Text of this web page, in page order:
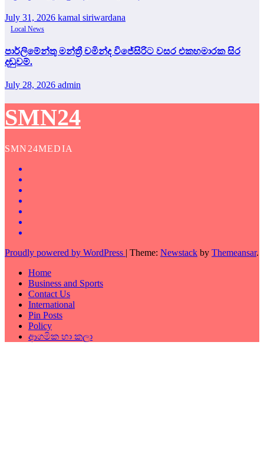
July 31, 2026 kamal siriwardana
Local News
පාර්ලිමේන්තු මන්ත්‍රී චමින්ද විජේසිරිට වසර එකහමාරක සිර
දඬුවම්.
July 28, 2026 admin
SMN24
SMN24MEDIA
Proudly powered by WordPress | Theme: Newstack by Themeansar.
Home
Business and Sports
Contact Us
International
Pin Posts
Policy
ආගමික හා කලා